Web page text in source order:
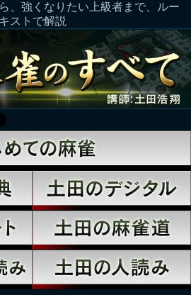
、強くなりたい上級者まで、ルー
ストで解説